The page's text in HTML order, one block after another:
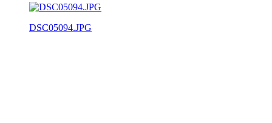
DSC05094.JPG